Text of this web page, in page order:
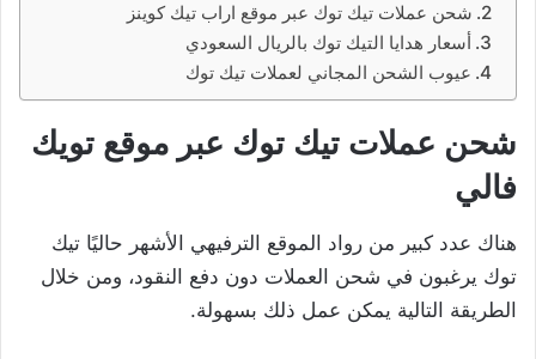
شحن عملات تيك توك عبر موقع اراب تيك كوينز
أسعار هدايا التيك توك بالريال السعودي
عيوب الشحن المجاني لعملات تيك توك
شحن عملات تيك توك عبر موقع تويك
فالي
هناك عدد كبير من رواد الموقع الترفيهي الأشهر حاليًا تيك
توك يرغبون في شحن العملات دون دفع النقود، ومن خلال
الطريقة التالية يمكن عمل ذلك بسهولة.